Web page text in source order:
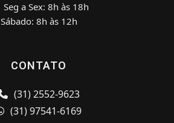
Seg a Sex: 8h às 18h
Sábado: 8h às 12h
CONTATO
(31) 2552-9623
(31) 97541-6169